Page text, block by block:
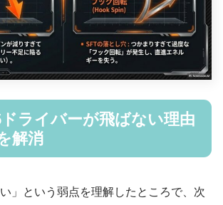
ライバーが飛ばない理由
解消
」という弱点を理解したところで、次